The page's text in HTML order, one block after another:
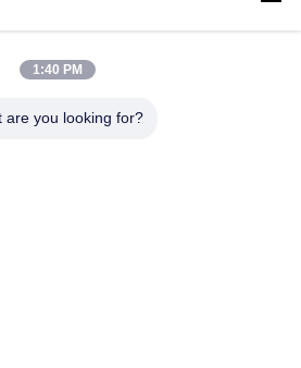
1:40 PM
are you looking for?